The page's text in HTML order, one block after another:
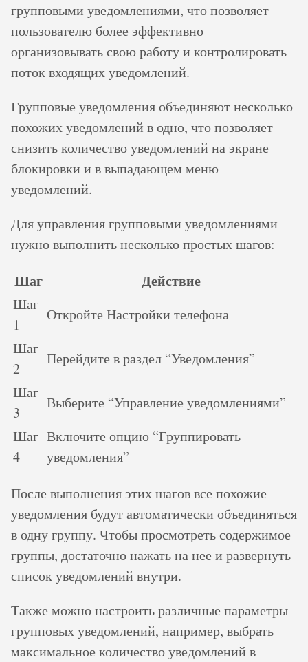
групповыми уведомлениями, что позволяет
пользователю более эффективно
организовывать свою работу и контролировать
поток входящих уведомлений.
Групповые уведомления объединяют несколько
похожих уведомлений в одно, что позволяет
снизить количество уведомлений на экране
блокировки и в выпадающем меню
уведомлений.
Для управления групповыми уведомлениями
нужно выполнить несколько простых шагов:
Шаг Действие
Шаг
1
Откройте Настройки телефона
Шаг
2
Перейдите в раздел “Уведомления”
Шаг
3
Выберите “Управление уведомлениями”
Шаг
4
Включите опцию “Группировать
уведомления”
После выполнения этих шагов все похожие
уведомления будут автоматически объединяться
в одну группу. Чтобы просмотреть содержимое
группы, достаточно нажать на нее и развернуть
список уведомлений внутри.
Также можно настроить различные параметры
групповых уведомлений, например, выбрать
максимальное количество уведомлений в